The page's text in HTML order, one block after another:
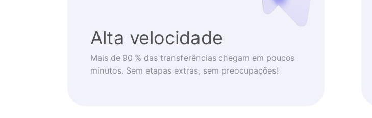
Alta velocidade
Mais de 90 % das transferências chegam em poucos
minutos. Sem etapas extras, sem preocupações!